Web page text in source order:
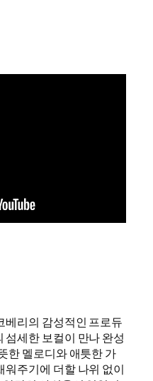
베리의 감성적인 프로듀
섬세한 보컬이 만나 완성
한 멜로디와 애틋한 가
주기에 더할 나위 없이